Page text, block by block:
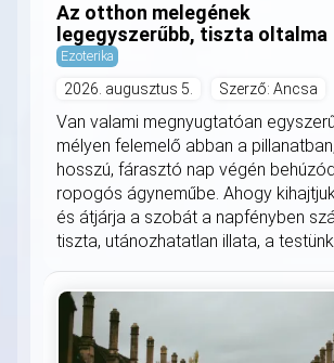
Az otthon melegének
legegyszerűbb, tiszta oltalma
Ezoterika
2026. augusztus 5. Szerző: Ancsa
Van valami megnyugtatóan
mélyen felemelő abban a
hosszú, fárasztó nap végén
ropogós ágyneműbe. Ahogy
és átjárja a szobát a napfényben
tiszta, utánozhatatlan illata, a